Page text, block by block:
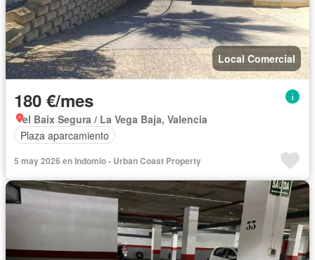
Local Comercial
180 €/mes
el Baix Segura / La Vega Baja, Valencia
Plaza aparcamiento
5 may 2026 en Indomio - Urban Coast Property